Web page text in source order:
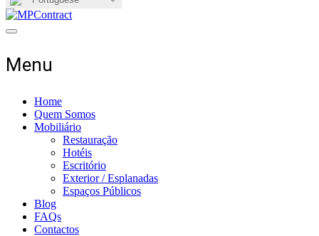
Toggle navigation
Menu
Home
Quem Somos
Mobiliário
Restauração
Hotéis
Escritório
Exterior / Esplanadas
Espaços Públicos
Blog
FAQs
Contactos